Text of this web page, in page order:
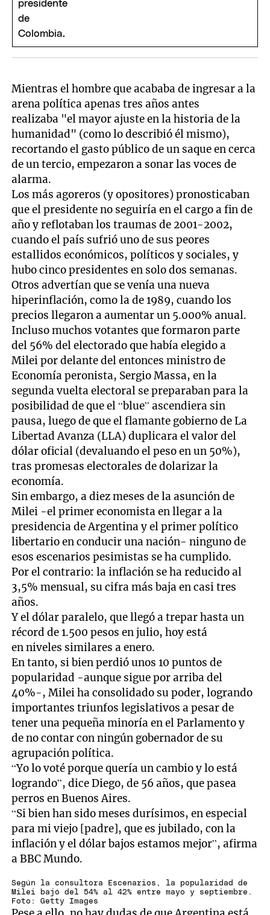
Mientras el hombre que acababa de ingresar a la
arena política apenas tres años antes
realizaba "el mayor ajuste en la historia de la
humanidad" (como lo describió él mismo),
recortando el gasto público de un saque en cerca
de un tercio, empezaron a sonar las voces de
alarma.
Los más agoreros (y opositores) pronosticaban
que el presidente no seguiría en el cargo a fin de
año y reflotaban los traumas de 2001-2002,
cuando el país sufrió uno de sus peores
estallidos económicos, políticos y sociales, y
hubo cinco presidentes en solo dos semanas.
Otros advertían que se venía una nueva
hiperinflación, como la de 1989, cuando los
precios llegaron a aumentar un 5.000% anual.
Incluso muchos votantes que formaron parte
del 56% del electorado que había elegido a
Milei por delante del entonces ministro de
Economía peronista, Sergio Massa, en la
segunda vuelta electoral se preparaban para la
posibilidad de que el “blue” ascendiera sin
pausa, luego de que el flamante gobierno de La
Libertad Avanza (LLA) duplicara el valor del
dólar oficial (devaluando el peso en un 50%),
tras promesas electorales de dolarizar la
economía.
Sin embargo, a diez meses de la asunción de
Milei -el primer economista en llegar a la
presidencia de Argentina y el primer político
libertario en conducir una nación- ninguno de
esos escenarios pesimistas se ha cumplido.
Por el contrario: la inflación se ha reducido al
3,5% mensual, su cifra más baja en casi tres
años.
Y el dólar paralelo, que llegó a trepar hasta un
récord de 1.500 pesos en julio, hoy está
en niveles similares a enero.
En tanto, si bien perdió unos 10 puntos de
popularidad -aunque sigue por arriba del
40%-, Milei ha consolidado su poder, logrando
importantes triunfos legislativos a pesar de
tener una pequeña minoría en el Parlamento y
de no contar con ningún gobernador de su
agrupación política.
“Yo lo voté porque quería un cambio y lo está
logrando”, dice Diego, de 56 años, que pasea
perros en Buenos Aires.
“Si bien han sido meses durísimos, en especial
para mi viejo [padre], que es jubilado, con la
inflación y el dólar bajos estamos mejor”, afirma
a BBC Mundo.
Según la consultora Escenarios, la popularidad de
Milei bajó del 54% al 42% entre mayo y septiembre.
Foto: Getty Images